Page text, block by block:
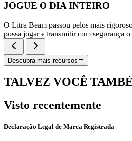
JOGUE O DIA INTEIRO
O Litra Beam passou pelos mais
possa jogar e transmitir com segurança
Descubra mais recursos
TALVEZ VOCÊ
Visto recentemente
Declaração Legal de Marca Registrada